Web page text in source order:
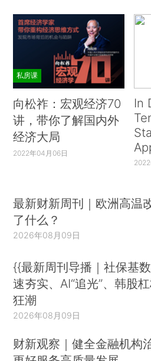
私房课
向松祚：宏观经济70
讲，带你了解国内外
经济大局
2022年04月06日
In
最新财新周刊｜欧洲高温
了什么？
2026年08月09日
{{最新周刊导播｜社保基
速夯实、AI“追光”、韩股
狂潮
2026年08月09日
财新观察｜健全金融机构